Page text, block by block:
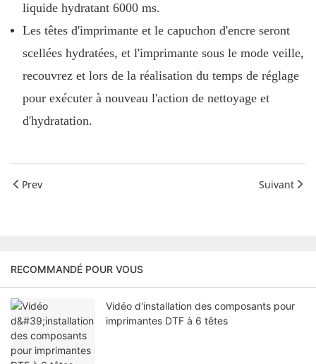
liquide hydratant 6000 ms.
Les têtes d'imprimante et le capuchon d'encre seront
scellées hydratées, et l'imprimante sous le mode veille,
recouvrez et lors de la réalisation du temps de réglage
pour exécuter à nouveau l'action de nettoyage et
d'hydratation.
Prev Suivant
RECOMMANDÉ POUR VOUS
Vidéo d'installation des composants pour
imprimantes DTF à 6 têtes